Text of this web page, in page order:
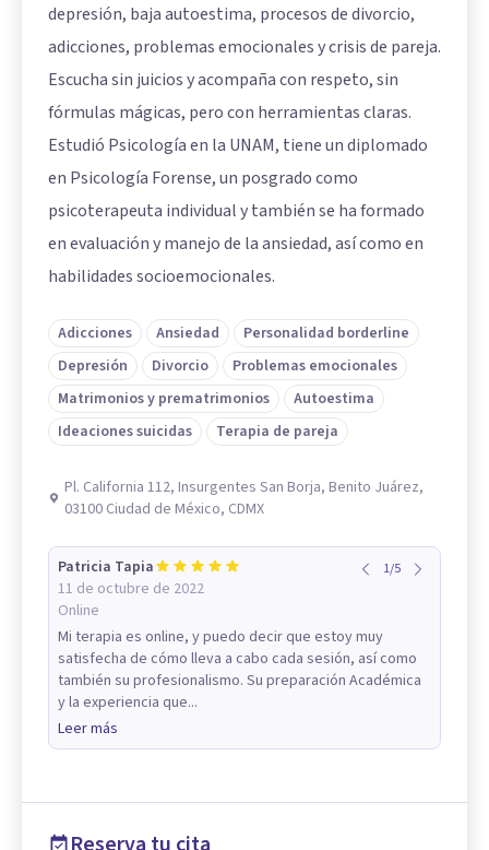
depresión, baja autoestima, procesos de divorcio,
adicciones, problemas emocionales y crisis de pareja.
Escucha sin juicios y acompaña con respeto, sin
fórmulas mágicas, pero con herramientas claras.
Estudió Psicología en la UNAM, tiene un diplomado
en Psicología Forense, un posgrado como
psicoterapeuta individual y también se ha formado
en evaluación y manejo de la ansiedad, así como en
habilidades socioemocionales.
Adicciones Ansiedad
Personalidad borderline
Depresión
Divorcio
Problemas emocionales
Matrimonios y prematrimonios
Autoestima
Ideaciones suicidas
Terapia de pareja
Pl. California 112, Insurgentes San Borja, Benito Juárez,
03100 Ciudad de México, CDMX
Patricia Tapia
11 de octubre de 2022
Online
1/5
Mi terapia es online, y puedo decir que estoy muy
satisfecha de cómo lleva a cabo cada sesión, así como
también su profesionalismo. Su preparación Académica
y la experiencia que...
Leer más